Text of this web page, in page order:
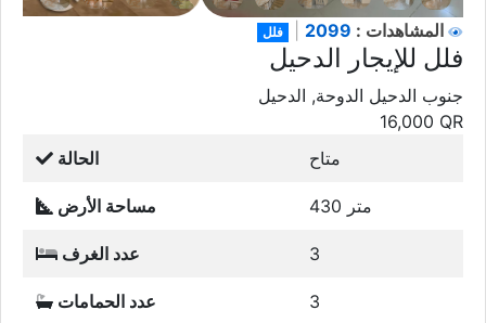
فلل المشاهدات :
فلل للإيجار الدحيل
جنوب الدحيل الدوحة, الدحيل
16,000 QR
الحالة
متاح
مساحة الأرض 430 متر
عدد الغرف 3
عدد الحمامات 3